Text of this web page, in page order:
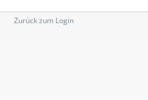
Zurück zum Login